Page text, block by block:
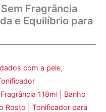
Fragrância
e Equilíbrio para
com a pele,
118ml | Banho
Rosto | Tonificador para